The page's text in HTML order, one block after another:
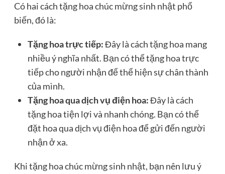
Có hai cách tặng hoa chúc mừng sinh nhật phổ
biến, đó là:
Tặng hoa trực tiếp:Đây là cách tặng hoa mang
nhiều ý nghĩa nhất. Bạn có thể tặng hoa trực
tiếp cho người nhận để thể hiện sự chân thành
của mình.
Tặng hoa qua dịch vụ điện hoa:Đây là cách
tặng hoa tiện lợi và nhanh chóng. Bạn có thể
đặt hoa qua dịch vụ điện hoa để gửi đến người
nhận ở xa.
Khi tặng hoa chúc mừng sinh nhật, bạn nên lưu ý